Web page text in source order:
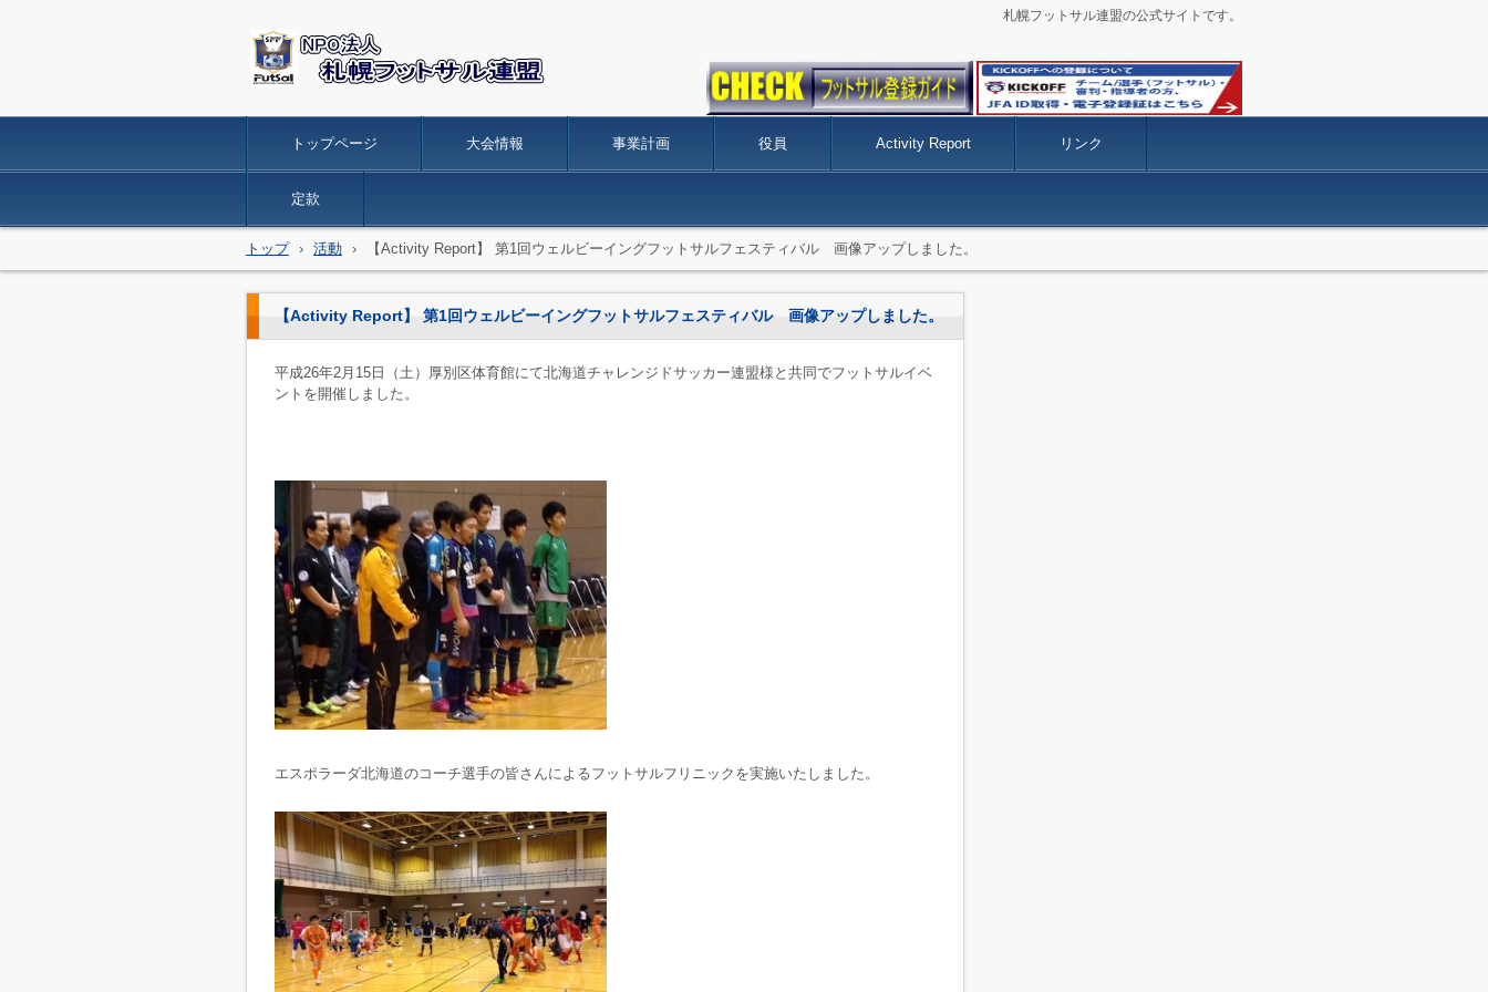
札幌フットサル連盟の公式サイトです。
トップページ 大会情報 事業計画 役員 Activity Report リンク
定款
トップ › 活動 › 【Activity Report】 第1回ウェルビーイングフットサルフェスティバル 画像アップしました。
【Activity Report】 第1回ウェルビーイングフットサルフェスティバル 画像アップしました。
平成26年2月15日（土）厚別区体育館にて北海道チャレンジドサッカー連盟様と共同でフットサルイベ
ントを開催しました。
エスポラーダ北海道のコーチ選手の皆さんによるフットサルフリニックを実施いたしました。